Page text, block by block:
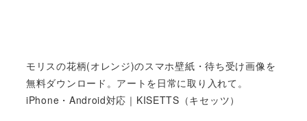
モリスの花柄(オレンジ)のスマホ壁紙・待ち受け画像を
無料ダウンロード。アートを日常に取り入れて。
iPhone・Android対応｜KISETTS（キセッツ）